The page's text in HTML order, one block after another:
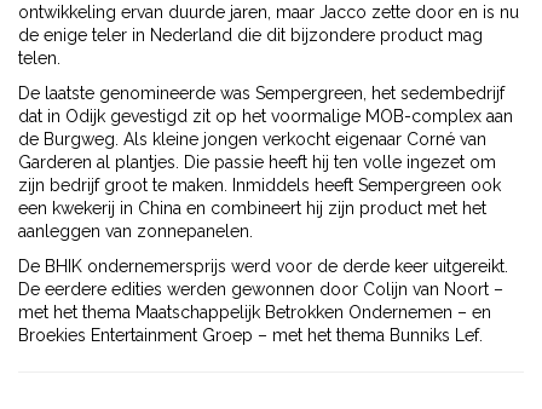
ontwikkeling ervan duurde jaren, maar Jacco zette door en is nu
de enige teler in Nederland die dit bijzondere product mag
telen.
De laatste genomineerde was Sempergreen, het sedembedrijf
dat in Odijk gevestigd zit op het voormalige MOB-complex aan
de Burgweg. Als kleine jongen verkocht eigenaar Corné van
Garderen al plantjes. Die passie heeft hij ten volle ingezet om
zijn bedrijf groot te maken. Inmiddels heeft Sempergreen ook
een kwekerij in China en combineert hij zijn product met het
aanleggen van zonnepanelen.
De BHIK ondernemersprijs werd voor de derde keer uitgereikt.
De eerdere edities werden gewonnen door Colijn van Noort –
met het thema Maatschappelijk Betrokken Ondernemen – en
Broekies Entertainment Groep – met het thema Bunniks Lef.